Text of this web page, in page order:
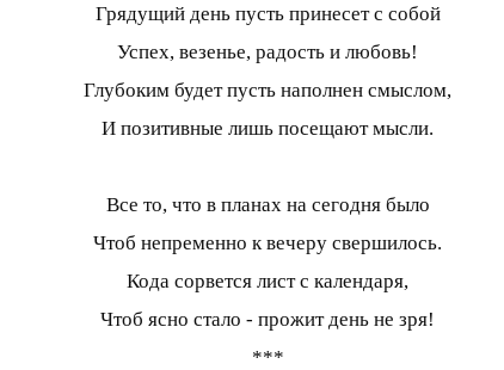
Грядущий день пусть принесет с собой
Успех, везенье, радость и любовь!
Глубоким будет пусть наполнен смыслом,
И позитивные лишь посещают мысли.
Все то, что в планах на сегодня было
Чтоб непременно к вечеру свершилось.
Кода сорвется лист с календаря,
Чтоб ясно стало - прожит день не зря!
***